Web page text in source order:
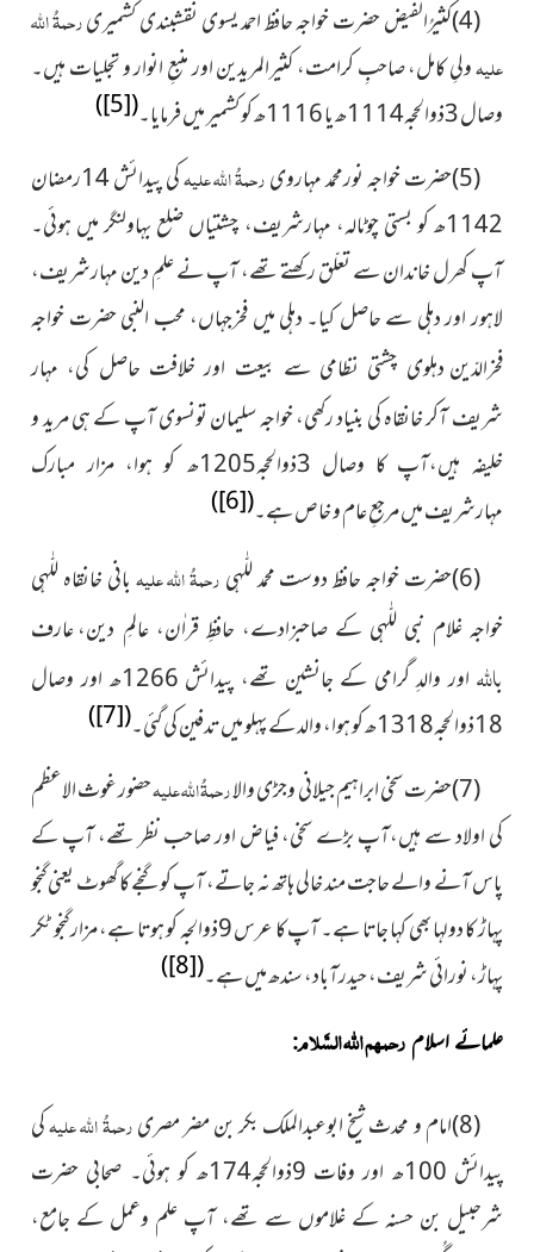
(4)کثیرُالفیض حضرت خواجہ حافظ احمد یسوی نقشبندی کشمیری
رحمۃُ اللہ
علیہولیِ کامل، صاحبِ کرامت، کثیرالمریدین اور منبعِ انوار و تجلیات ہیں۔
وصال 3ذوالحجہ1114ھ یا 1116ھ کو کشمیر میں فرمایا۔
(
[5]
)
(5) حضرت خواجہ نورمحمد مہارویرحمۃُ اللہ علیہ
کی پیدائش 14رمضان
1142ھ کو بستی چوٹالہ، مہارشریف، چشتیاں ضلع بہاولنگر میں ہوئی۔
آپ کھرل خاندان سے تعلّق رکھتے تھے، آپ نے علمِ دین مہارشریف،
لاہور اور دہلی سے حاصل کیا۔ دہلی میں فخرجہاں، محب النبی حضرت خواجہ
فخرالدّین دہلوی چشتی نظامی سے بیعت اور خلافت حاصل کی، مہار
شریفآکر خانقاہ کی بنیاد رکھی، خواجہ سلیمان تونسوی آپ کے ہی مرید و
خلیفہ ہیں،آپ کا وصال 3ذوالحجہ1205ھ کو ہوا، مزار مبارک
مہارشریف میں مرجعِ عام و خاص ہے۔(
[6]
)
(6)حضرت خواجہ حافظ دوست محمد للّٰہی
رحمۃُ اللہ علیہبانی خانقاہ للّٰہی
خواجہ غلام نبی للّٰہی کے صاحبزادے، حافظِ قراٰن، عالمِ دین، عارف
باللہاور والدِ گرامی کے جانشین تھے، پیدائش 1266ھ
اور وصال
18ذوالحجہ1318ھ کو ہوا، والد کے پہلو میں تدفین کی گئی۔
(
[7]
)
(7)حضرت سخی ابراہیم جیلانی وجڑی والا
رحمۃُ اللہ علیہحضور غوث الاعظم
کی اولاد سے ہیں،آپ بڑے سخی، فیاض اور صاحب نظر تھے، آپ کے
پاس آنے والے حاجت مند خالی ہاتھ نہ جاتے، آپ کو گنجے کا گھوٹ یعنی گنجو
پہاڑ کا دولہا بھی کہا جاتا ہے۔ آپ کا عرس 9ذوالجہ کو ہوتا ہے، مزار گنجو ٹکر
پہاڑ، نورائی شریف، حیدرآباد، سندھ میں ہے۔(
[8]
)
علمائے اسلام رحمہم اللہ السَّلام:
(8)امام و محدث شیخ ابوعبدالملک بکر بن مضر مصری رحمۃُ اللہ علیہکی
پیدائش 100ھ اور وفات 9ذوالحجہ174ھ کو ہوئی۔ صحابی حضرت
شرحبیل بن حسنہ کے غلاموں سے تھے، آپ علم وعمل کے جامع،